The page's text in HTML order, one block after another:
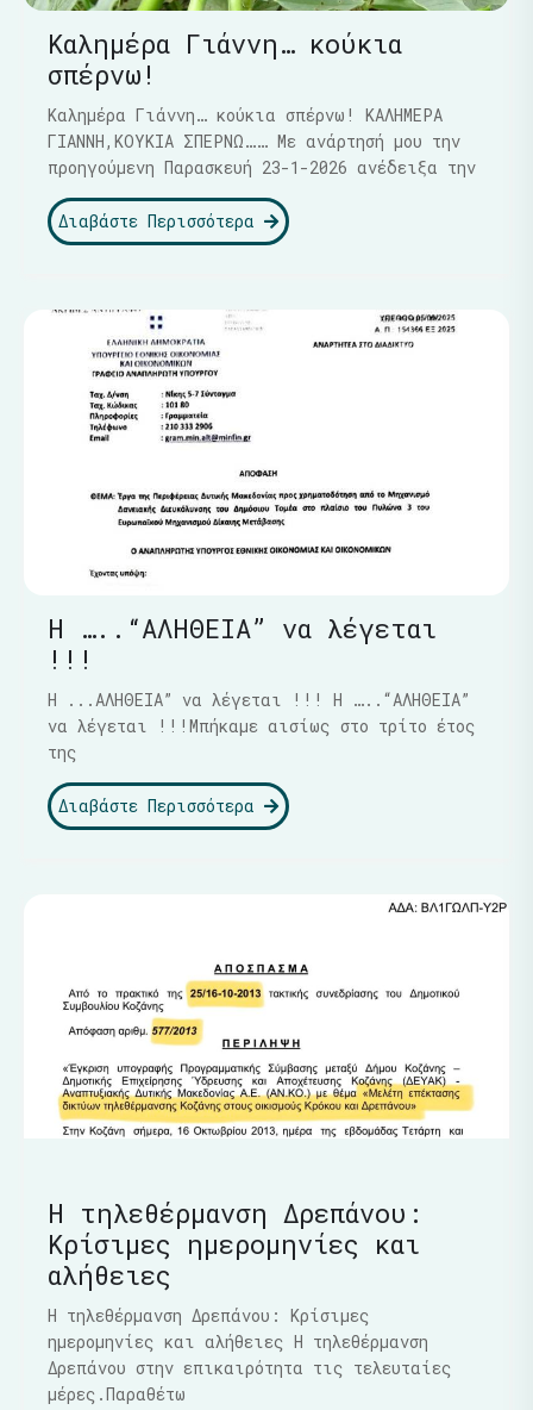
Καλημέρα Γιάννη… κούκια
σπέρνω!
Καλημέρα Γιάννη… κούκια σπέρνω! ΚΑΛΗΜΕΡΑ
ΓΙΑΝΝΗ,ΚΟΥΚΙΑ ΣΠΕΡΝΩ…… Με ανάρτησή μου την
προηγούμενη Παρασκευή 23-1-2026 ανέδειξα την
Διαβάστε Περισσότερα
Η …..“ΑΛΗΘΕΙΑ” να λέγεται
!!!
Η ...ΑΛΗΘΕΙΑ” να λέγεται !!! Η …..“ΑΛΗΘΕΙΑ”
να λέγεται !!!Μπήκαμε αισίως στο τρίτο έτος
της
Διαβάστε Περισσότερα
Η τηλεθέρμανση Δρεπάνου:
Κρίσιμες ημερομηνίες και
αλήθειες
Η τηλεθέρμανση Δρεπάνου: Κρίσιμες
ημερομηνίες και αλήθειες Η τηλεθέρμανση
Δρεπάνου στην επικαιρότητα τις τελευταίες
μέρες.Παραθέτω